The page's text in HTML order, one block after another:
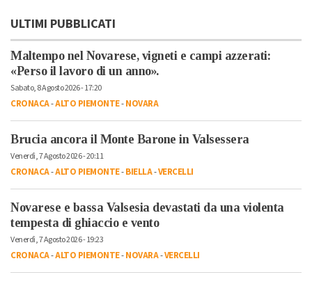
ULTIMI PUBBLICATI
Maltempo nel Novarese, vigneti e campi azzerati:
«Perso il lavoro di un anno».
Sabato, 8 Agosto 2026 - 17:20
CRONACA-ALTO PIEMONTE-NOVARA
Brucia ancora il Monte Barone in Valsessera
Venerdì, 7 Agosto 2026 - 20:11
CRONACA-ALTO PIEMONTE-BIELLA-VERCELLI
Novarese e bassa Valsesia devastati da una violenta
tempesta di ghiaccio e vento
Venerdì, 7 Agosto 2026 - 19:23
CRONACA-ALTO PIEMONTE-NOVARA-VERCELLI